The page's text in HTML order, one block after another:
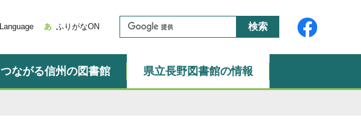
Language ふりがなON
つながる信州の図書館 県立長野図書館の情報